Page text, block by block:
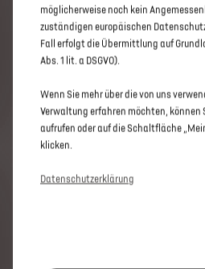
möglicherweise noch kein
zuständigen europäischen
Fall erfolgt die Übermittlung auf
Abs. 1 lit. a DSGVO).
Wenn Sie mehr über die von uns
Verwaltung erfahren möchten, können
aufrufen oder auf die Schaltfläche
klicken.
Datenschutzerklärung